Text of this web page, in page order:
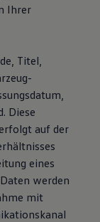
Ihrer
Titel,
Diese
auf der
eines
werden
mit